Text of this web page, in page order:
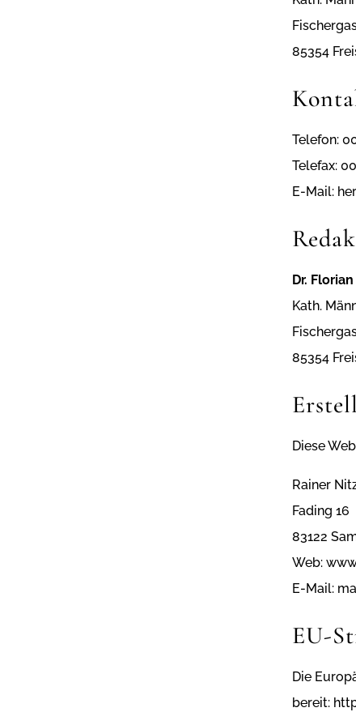
85354
Telefon:
Telefax:
E-Mail:
Dr.
Kath.
85354
Diese
Rainer
Fading 16
83122
Web:
E-Mail:
EU-
Die
bereit: